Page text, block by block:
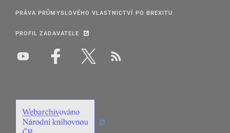
PRÁVA PRŮMYSLOVÉHO VLASTNICTVÍ PO BREXITU
PROFIL ZADAVATELE